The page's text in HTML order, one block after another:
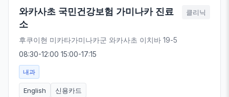
와카사초 국민건강보험 가미나카 진료
소
클리닉
후쿠이현 미카타가미나카군 와카사초 이치바 19-5
08:30-12:00 15:00-17:15
내과
English 신용카드